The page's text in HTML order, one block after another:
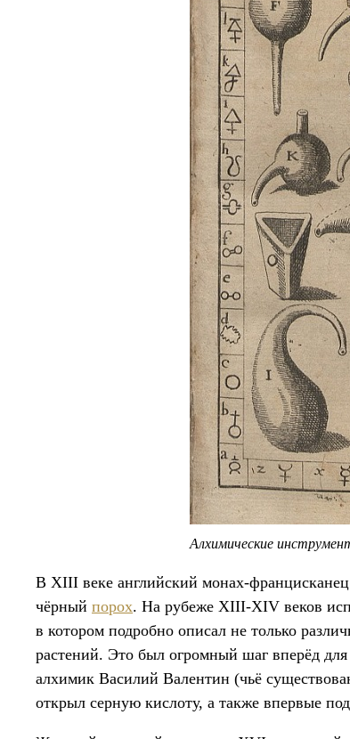
Алхимические
В XIII веке английский монах-
чёрный порох. На рубеже XIII-XIV веков
в котором подробно описал не только
растений. Это был огромный шаг вперёд
алхимик Василий Валентин (чьё
открыл серную кислоту, а также впервые